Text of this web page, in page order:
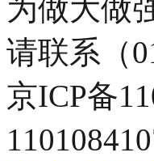
为做大做
请联系（
京ICP备